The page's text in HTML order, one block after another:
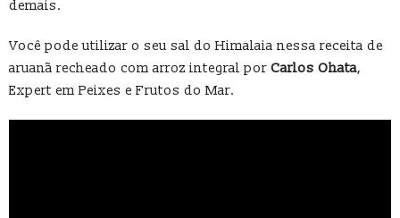
demais.
Você pode utilizar o seu sal do Himalaia nessa receita de
aruanã recheado com arroz integral por Carlos Ohata,
Expert em Peixes e Frutos do Mar.